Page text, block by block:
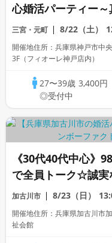
心婚活パーティー
三宮・元町 8/22（土）
開催地住所：兵庫県神戸市中
3F（フィオーレ神戸店内）
27〜39歳 3,400円
◎受付中
《30代40代中心》
で全員トーク☆誠実
ー
加古川市 8/23（日）
開催地住所：兵庫県加古川市
祉会館